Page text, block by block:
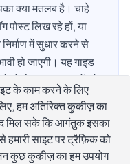
क्या मतलब है। चाहे
पोस्ट लिख रहे हों, या
में सुधार करने से
हो जाएगी। यह गाइड
है जो लेखक उन वाक्यों को
और पढ़ने के लायक
के काम करने के लिए
हम अतिरिक्त कुकीज़ का
मिल सके कि आगंतुक इसका
हमारी साइट पर ट्रैफ़िक को
कुछ कुकीज़ का हम उपयोग